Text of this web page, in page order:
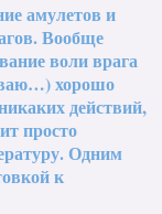
амулетов и
Вообще
воли врага
хорошо
действий,
просто
Одним
к